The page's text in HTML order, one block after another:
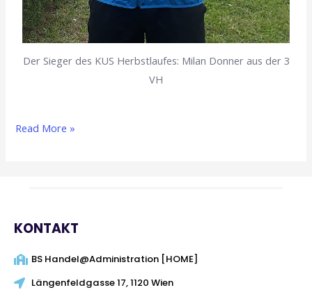
Der Sieger des KUS Herbstlaufes: Milan Donner aus der 3
VH
Read More »
KONTAKT
BS Handel@Administration [HOME]
Längenfeldgasse 17, 1120 Wien